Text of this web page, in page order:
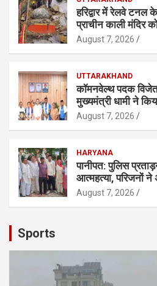
हरिद्वार में रेलवे टनल
प्राचीन काली मंदिर
August 7, 2026
UTTARAKHAND
कॉमनवेल्थ पदक
मुख्यमंत्री धामी ने
August 7, 2026
HARYANA
पानीपत: पुलिस
आत्महत्या, परिजनों ने
August 7, 2026
Sports